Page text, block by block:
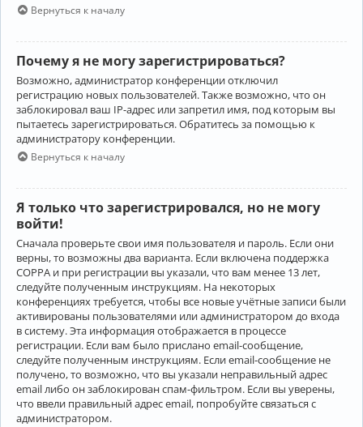
Вернуться к началу
Почему я не могу зарегистрироваться?
Возможно, администратор конференции отключил
регистрацию новых пользователей. Также возможно, что он
заблокировал ваш IP-адрес или запретил имя, под которым вы
пытаетесь зарегистрироваться. Обратитесь за помощью к
администратору конференции.
Вернуться к началу
Я только что зарегистрировался, но не могу
войти!
Сначала проверьте свои имя пользователя и пароль. Если они
верны, то возможны два варианта. Если включена поддержка
COPPA и при регистрации вы указали, что вам менее 13 лет,
следуйте полученным инструкциям. На некоторых
конференциях требуется, чтобы все новые учётные записи были
активированы пользователями или администратором до входа
в систему. Эта информация отображается в процессе
регистрации. Если вам было прислано email-сообщение,
следуйте полученным инструкциям. Если email-сообщение не
получено, то возможно, что вы указали неправильный адрес
email либо он заблокирован спам-фильтром. Если вы уверены,
что ввели правильный адрес email, попробуйте связаться с
администратором.